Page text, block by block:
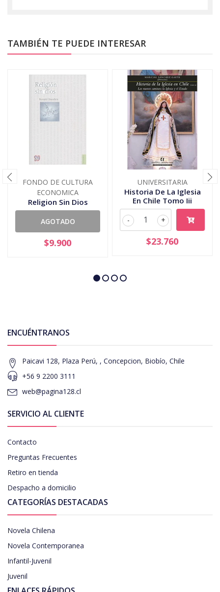
TAMBIÉN TE PUEDE INTERESAR
FONDO DE CULTURA
ECONOMICA
Religion Sin Dios
AGOTADO
$9.900
UNIVERSITARIA
Historia De La Iglesia
En Chile Tomo Iii
+
-
$23.760
ENCUÉNTRANOS
Paicavi 128, Plaza Perú, , Concepcion, Biobío, Chile
+56 9 2200 3111
web@pagina128.cl
SERVICIO AL CLIENTE
Contacto
Preguntas Frecuentes
Retiro en tienda
Despacho a domicilio
CATEGORÍAS DESTACADAS
Novela Chilena
Novela Contemporanea
Infantil-Juvenil
Juvenil